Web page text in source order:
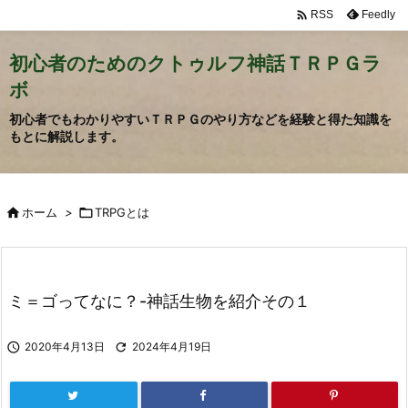
初心者のためのクトゥルフ神話ＴＲＰＧラ
ボ
初心者でもわかりやすいＴＲＰＧのやり方などを経験と得た知識を
もとに解説します。
 RSS Feedly
ホーム > TRPGとは
ミ＝ゴってなに？-神話生物を紹介その１
 2020年4月13日  2024年4月19日